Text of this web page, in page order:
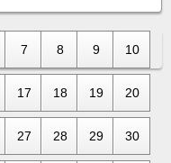
7 8 9 10
17 18 19 20
27 28 29 30